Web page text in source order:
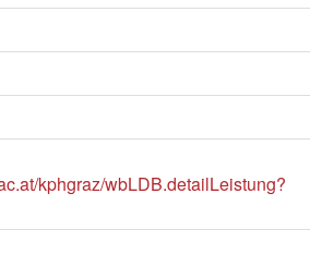
kphgraz/wbLDB.detailLeistung?